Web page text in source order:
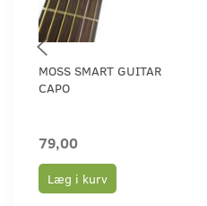
MOSS SMART GUITAR
CAPO
79,00
Læg i kurv